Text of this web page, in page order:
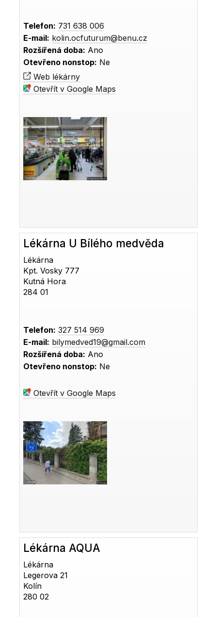
Telefon: 731 638 006
E-mail: kolin.ocfuturum@benu.cz
Rozšířená doba: Ano
Otevřeno nonstop: Ne
Web lékárny
Otevřít v Google Maps
Lékárna U Bílého medvěda
Lékárna
Kpt. Vosky 777
Kutná Hora
284 01
Telefon: 327 514 969
E-mail: bilymedved19@gmail.com
Rozšířená doba: Ano
Otevřeno nonstop: Ne
Otevřít v Google Maps
Lékárna AQUA
Lékárna
Legerova 21
Kolín
280 02